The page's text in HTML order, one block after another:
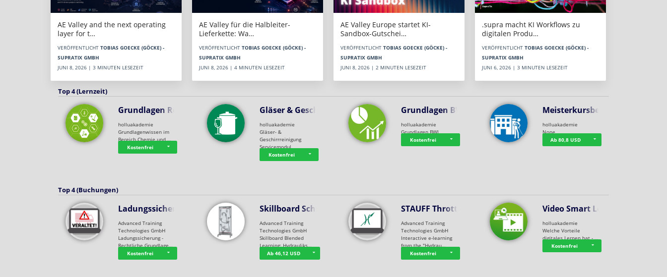
AE Valley and the next operating
layer for t…
VERÖFFENTLICHT TOBIAS GOECKE (GÖCKE) -
SUPRATIX GMBH
JUNI 8, 2026 | 3 MINUTEN LESEZEIT
AE Valley für die Halbleiter-
Lieferkette: Wa…
VERÖFFENTLICHT TOBIAS GOECKE (GÖCKE) -
SUPRATIX GMBH
JUNI 8, 2026 | 4 MINUTEN LESEZEIT
AE Valley Europe startet KI-
Sandbox-Gutschei…
VERÖFFENTLICHT TOBIAS GOECKE (GÖCKE) -
SUPRATIX GMBH
JUNI 8, 2026 | 2 MINUTEN LESEZEIT
.supra macht KI Workflows zu
digitalen Produ…
VERÖFFENTLICHT TOBIAS GOECKE (GÖCKE) -
SUPRATIX GMBH
JUNI 6, 2026 | 3 MINUTEN LESEZEIT
Top 4 (Lernzeit)
Grundlagen Rein…
holluakademie
Grundlagenwissen im
Bereich Chemie und …
Kostenfrei
Gläser & Geschi…
holluakademie
Gläser- &
Geschirrreinigung
Servicemodul
Kostenfrei
Grundlagen BWL
holluakademie
Grundlagen BWL
Kostenfrei
Meisterkursbegl…
holluakademie
None
Ab 80,8 USD
Top 4 (Buchungen)
Ladungssicherung
Advanced Training
Technologies GmbH
Ladungssicherung -
Rechtliche Grundlage…
Kostenfrei
Skillboard Schl…
Advanced Training
Technologies GmbH
Skillboard Blended
Learning: Hydrauliks…
Ab 46,12 USD
STAUFF Throttle…
Advanced Training
Technologies GmbH
Interactive e-learning
from the "Hydrau…
Kostenfrei
Video Smart Lea…
holluakademie
Welche Vorteile
digitales Lernen hat - …
Kostenfrei